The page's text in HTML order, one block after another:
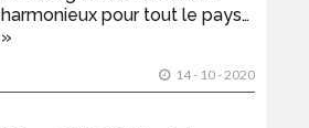
harmonieux pour tout le pays…
»
14 - 10 - 2020